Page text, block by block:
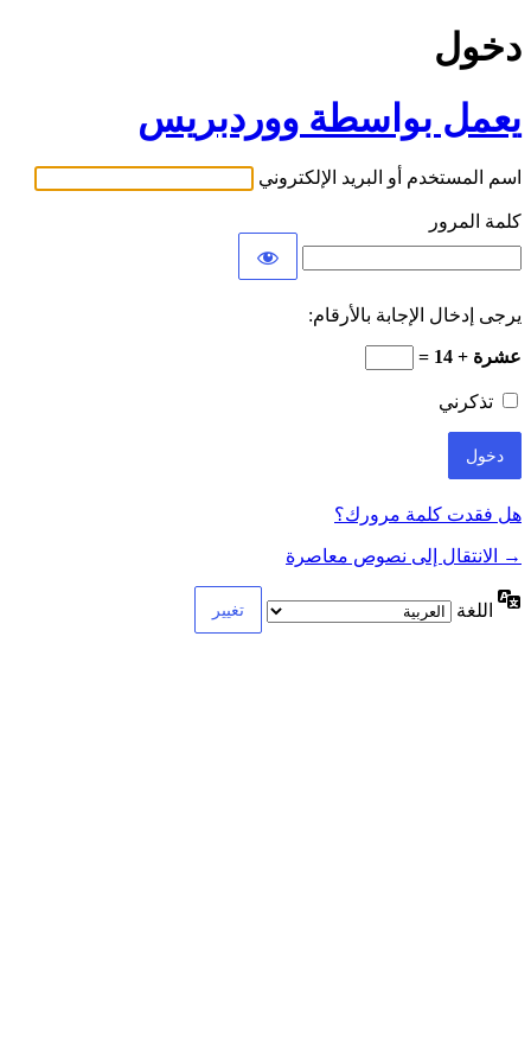
دخول
يعمل بواسطة ووردبريس
اسم المستخدم أو البريد الإلكتروني
كلمة المرور
يرجى إدخال الإجابة بالأرقام:
عشرة + 14 =
تذكرني
هل فقدت كلمة مرورك؟
→ الانتقال إلى نصوص معاصرة
اللغة